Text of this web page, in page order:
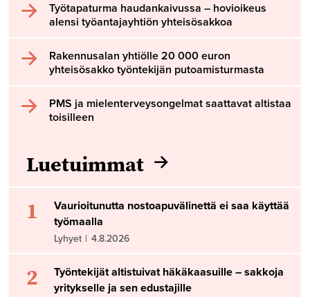
Työtapaturma haudankaivussa – hovioikeus
alensi työantajayhtiön yhteisösakkoa
Rakennusalan yhtiölle 20 000 euron
yhteisösakko työntekijän putoamisturmasta
PMS ja mielenterveysongelmat saattavat altistaa
toisilleen
Luetuimmat
1
Vaurioitunutta nostoapuvälinettä ei saa käyttää
työmaalla
Lyhyet | 4.8.2026
2
Työntekijät altistuivat häkäkaasuille – sakkoja
yritykselle ja sen edustajille